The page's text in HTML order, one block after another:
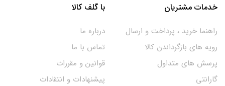
خدمات مشتریان
راهنما خرید ، پرداخت و ارسال
رویه های بازگرداندن کالا
پرسش های متداول
گارانتی
با گلف کالا
درباره ما
تماس با ما
قوانین و مقررات
پیشنهادات و انتقادات